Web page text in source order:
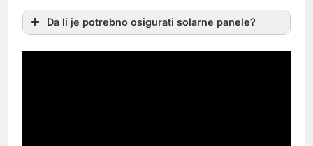
Da li je potrebno osigurati solarne panele?